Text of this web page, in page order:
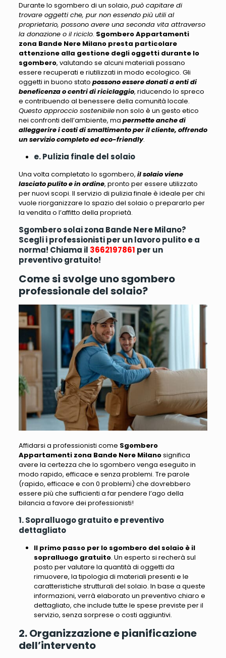
Durante lo sgombero di un solaio, può capitare di
trovare oggetti che, pur non essendo più utili al
proprietario, possono avere una seconda vita attraverso
la donazione o il riciclo. Sgombero Appartamenti
zona Bande Nere Milano presta particolare
attenzione alla gestione degli oggetti durante lo
sgombero, valutando se alcuni materiali possano
essere recuperati e riutilizzati in modo ecologico. Gli
oggetti in buono stato possono essere donati a enti di
beneficenza o centri di riciclaggio, riducendo lo spreco
e contribuendo al benessere della comunità locale.
Questo approccio sostenibilenon solo è un gesto etico
nei confronti dell’ambiente, ma permette anche di
alleggerire i costi di smaltimento per il cliente, offrendo
un servizio completo ed eco-friendly.
e. Pulizia finale del solaio
Una volta completato lo sgombero, il solaio viene
lasciato pulito e in ordine, pronto per essere utilizzato
per nuovi scopi. Il servizio di pulizia finale è ideale per chi
vuole riorganizzare lo spazio del solaio o prepararlo per
la vendita o l’affitto della proprietà.
Sgombero solai zona Bande Nere Milano?
Scegli i professionisti per un lavoro pulito e a
norma! Chiama il 3662197861 per un
preventivo gratuito!
Come si svolge uno sgombero
professionale del solaio?
Affidarsi a professionisti come Sgombero
Appartamenti zona Bande Nere Milanosignifica
avere la certezza che lo sgombero venga eseguito in
modo rapido, efficace e senza problemi. Tre parole
(rapido, efficace e con 0 problemi) che dovrebbero
essere più che sufficienti a far pendere l’ago della
bilancia a favore dei professionisti!
1. Sopralluogo gratuito e preventivo
dettagliato
Il primo passo per lo sgombero del solaio è il
sopralluogo gratuito. Un esperto si recherà sul
posto per valutare la quantità di oggetti da
rimuovere, la tipologia di materiali presenti e le
caratteristiche strutturali del solaio. In base a queste
informazioni, verrà elaborato un preventivo chiaro e
dettagliato, che include tutte le spese previste per il
servizio, senza sorprese o costi aggiuntivi.
2. Organizzazione e pianificazione
dell’intervento